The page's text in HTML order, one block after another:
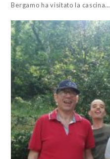
Bergamo ha visitato la cascina…